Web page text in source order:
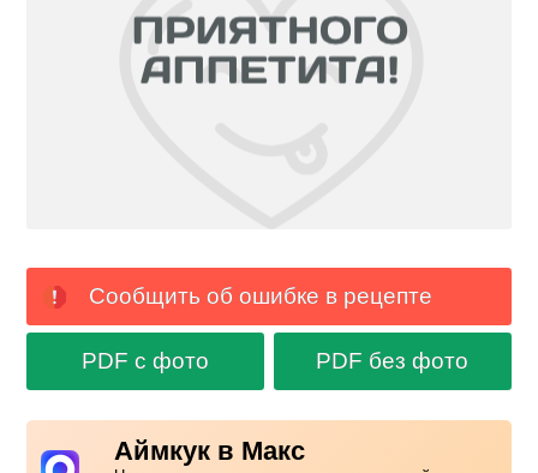
Сообщить об ошибке в рецепте
PDF с фото PDF без фото
Аймкук в Макс